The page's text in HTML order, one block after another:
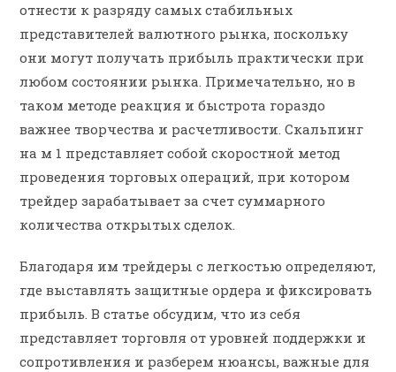
отнести к разряду самых стабильных
представителей валютного рынка, поскольку
они могут получать прибыль практически при
любом состоянии рынка. Примечательно, но в
таком методе реакция и быстрота гораздо
важнее творчества и расчетливости. Скальпинг
на м 1 представляет собой скоростной метод
проведения торговых операций, при котором
трейдер зарабатывает за счет суммарного
количества открытых сделок.
Благодаря им трейдеры с легкостью определяют,
где выставлять защитные ордера и фиксировать
прибыль. В статье обсудим, что из себя
представляет торговля от уровней поддержки и
сопротивления и разберем нюансы, важные для